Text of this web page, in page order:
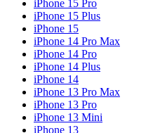
iPhone 15 Pro
iPhone 15 Plus
iPhone 15
iPhone 14 Pro Max
iPhone 14 Pro
iPhone 14 Plus
iPhone 14
iPhone 13 Pro Max
iPhone 13 Pro
iPhone 13 Mini
iPhone 13